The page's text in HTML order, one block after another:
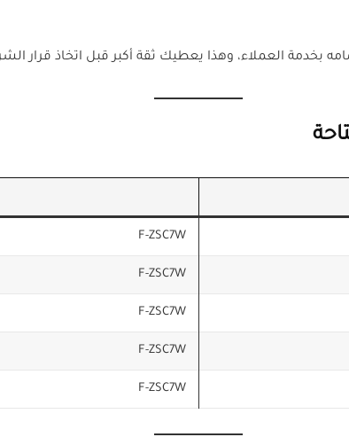
العملاء، وهذا يعطيك ثقة أكبر قبل اتخاذ قرار
F-ZSC7W
F-ZSC7W
F-ZSC7W
F-ZSC7W
F-ZSC7W